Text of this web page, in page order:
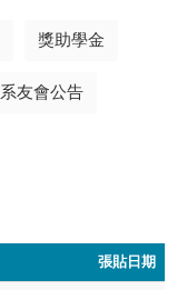
獎助學金
系友會公告
張貼日期